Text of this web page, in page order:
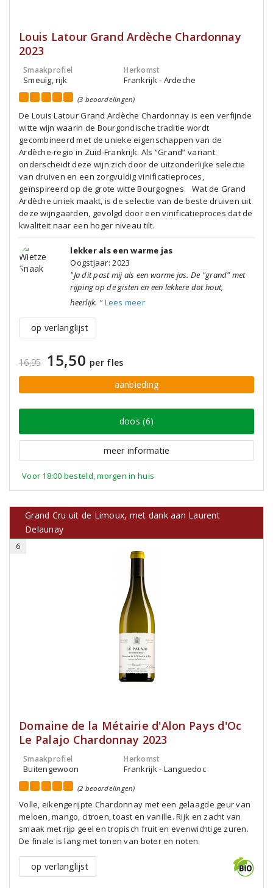
Louis Latour Grand Ardèche Chardonnay
2023
Smaakprofiel
Smeuïg, rijk
Herkomst
Frankrijk - Ardeche
(3 beoordelingen)
De Louis Latour Grand Ardèche Chardonnay is een verfijnde
witte wijn waarin de Bourgondische traditie wordt
gecombineerd met de unieke eigenschappen van de
Ardèche-regio in Zuid-Frankrijk. Als “Grand” variant
onderscheidt deze wijn zich door de uitzonderlijke selectie
van druiven en een zorgvuldig vinificatieproces,
geïnspireerd op de grote witte Bourgognes. Wat de Grand
Ardèche uniek maakt, is de selectie van de beste druiven uit
deze wijngaarden, gevolgd door een vinificatieproces dat de
kwaliteit naar een hoger niveau tilt.
lekker als een warme jas
Oogstjaar: 2023
"Ja dit past mij als een warme jas. De "grand" met
rijping op de gisten en een lekkere dot hout,
heerlijk. " Lees meer
op verlanglijst
16,95 15,50 per fles
aanbieding
doos (6)
meer informatie
Voor 18:00 besteld, morgen in huis
Grand Cru uit de Limoux, met dank aan Laurent
Delaunay
6
Domaine de la Métairie d'Alon Pays d'Oc
Le Palajo Chardonnay 2023
Smaakprofiel
Buitengewoon
Herkomst
Frankrijk - Languedoc
(2 beoordelingen)
Volle, eikengerijpte Chardonnay met een gelaagde geur van
meloen, mango, citroen, toast en vanille. Rijk en zacht van
smaak met rijp geel en tropisch fruit en evenwichtige zuren.
De finale is lang met tonen van boter en noten.
op verlanglijst